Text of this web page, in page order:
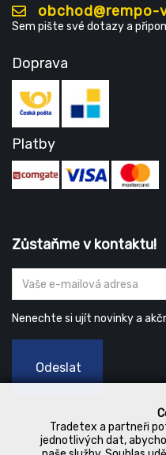
Tradetex a partneři
jednotlivých dat,
obchod@rempo-
Sem pište své dotazy a
Doprava
Platby
Zůstaňme v kontaktu!
Nenechte si ujít novinky a
Odeslat